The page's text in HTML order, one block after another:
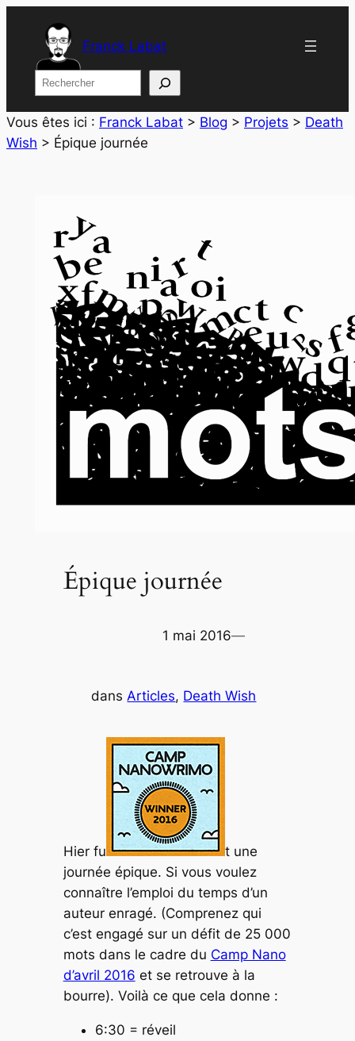
contenu
Franck Labat
Rechercher
Vous êtes ici : Franck Labat > Blog > Projets > Death
Wish > Épique journée
Épique journée
1 mai 2016—
dansArticles, Death Wish
Hier fu
t une
journée épique. Si vous voulez
connaître l’emploi du temps d’un
auteur enragé. (Comprenez qui
c’est engagé sur un défit de 25 000
mots dans le cadre du Camp Nano
d’avril 2016 et se retrouve à la
bourre). Voilà ce que cela donne :
6:30 = réveil